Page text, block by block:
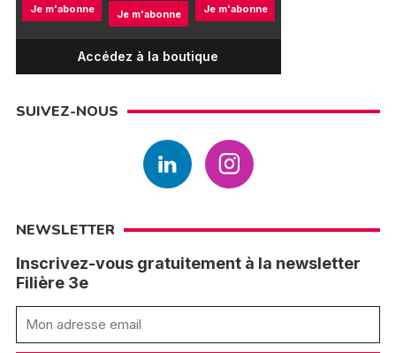
Je m'abonne Je m'abonne Je m'abonne
Accédez à la boutique
SUIVEZ-NOUS
NEWSLETTER
Inscrivez-vous gratuitement à la newsletter
Filière 3e